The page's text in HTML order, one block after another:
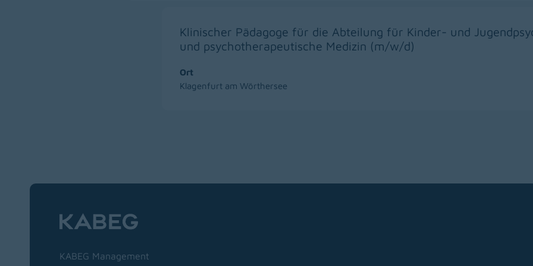
Klinischer Pädagoge für die Abteilung für Kinder- und
und psychotherapeutische Medizin (m/w/d)
Ort
Klagenfurt am Wörthersee
KABEG Management